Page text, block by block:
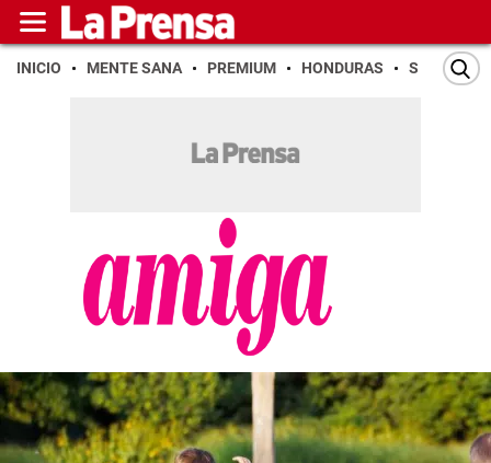
INICIO MENTE SANA PREMIUM HONDURAS SAN PEDRO